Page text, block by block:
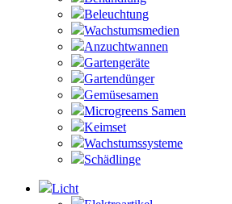
Beleuchtung
Wachstumsmedien
Anzuchtwannen
Gartengeräte
Gartendünger
Gemüsesamen
Microgreens Samen
Keimset
Wachstumssysteme
Schädlinge
Licht